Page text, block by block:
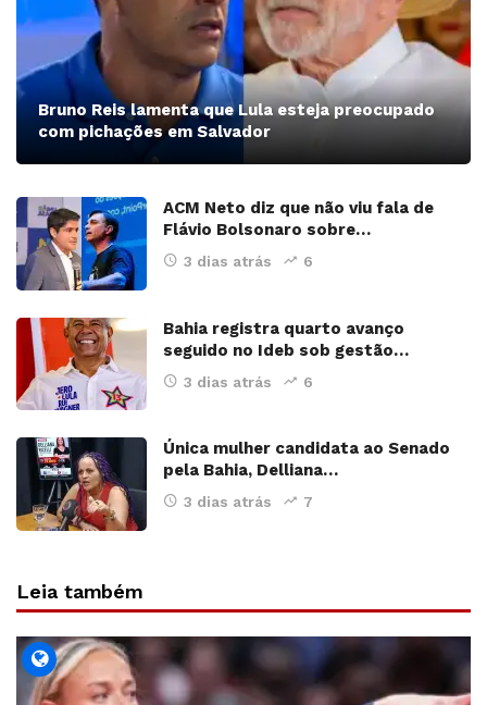
Bruno Reis lamenta que Lula esteja preocupado
com pichações em Salvador
ACM Neto diz que não viu fala de
Flávio Bolsonaro sobre…
3 dias atrás 6
Bahia registra quarto avanço
seguido no Ideb sob gestão…
3 dias atrás 6
Única mulher candidata ao Senado
pela Bahia, Delliana…
3 dias atrás 7
Leia também